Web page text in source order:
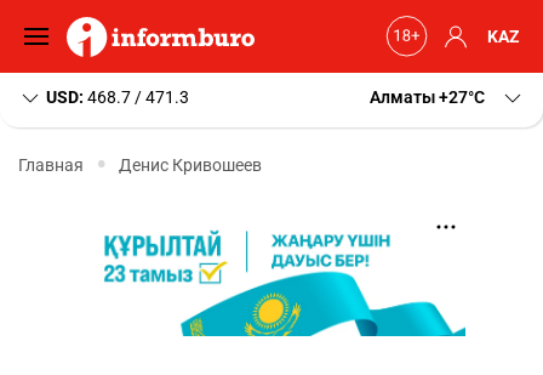
KAZ
USD: 468.7 / 471.3 Алматы+27 C
Главная Денис Кривошеев